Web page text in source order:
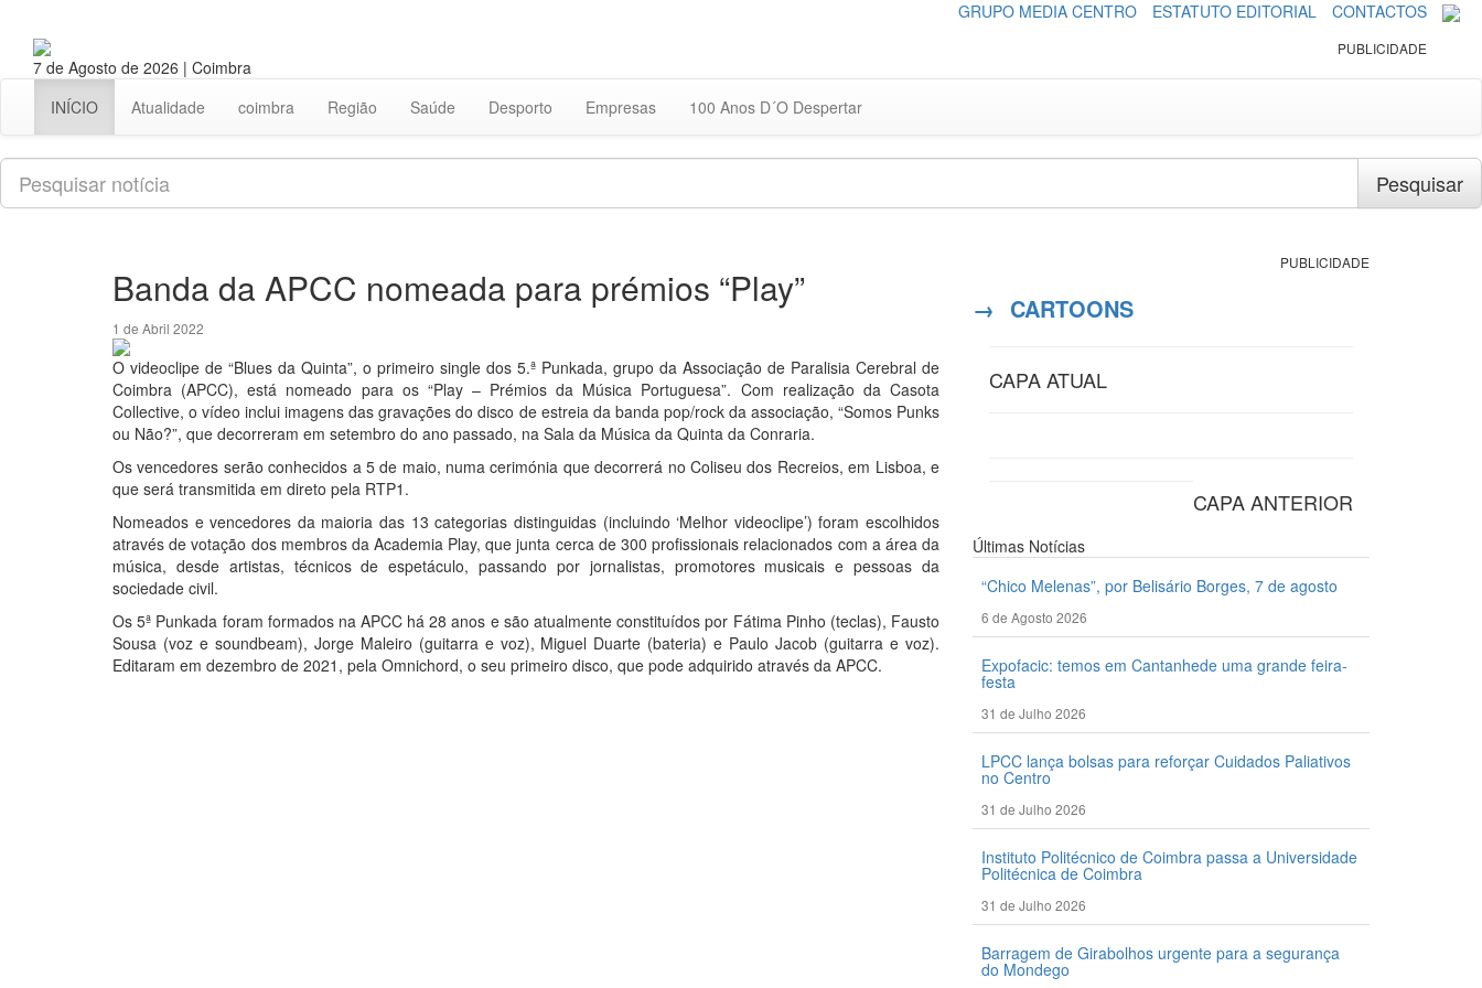
GRUPO MEDIA CENTRO ESTATUTO EDITORIAL CONTACTOS
7 de Agosto de 2026 | Coimbra
PUBLICIDADE
INÍCIO Atualidade coimbra Região Saúde Desporto Empresas 100 Anos D´O Despertar
Pesquisar
Pesquisar
Banda da APCC nomeada para prémios “Play”
1 de Abril 2022
O videoclipe de “Blues da Quinta”, o primeiro single dos 5.ª Punkada, grupo da Associação de Paralisia Cerebral de
Coimbra (APCC), está nomeado para os “Play – Prémios da Música Portuguesa”. Com realização da Casota
Collective, o vídeo inclui imagens das gravações do disco de estreia da banda pop/rock da associação, “Somos Punks
ou Não?”, que decorreram em setembro do ano passado, na Sala da Música da Quinta da Conraria.
Os vencedores serão conhecidos a 5 de maio, numa cerimónia que decorrerá no Coliseu dos Recreios, em Lisboa, e
que será transmitida em direto pela RTP1.
Nomeados e vencedores da maioria das 13 categorias distinguidas (incluindo ‘Melhor videoclipe’) foram escolhidos
através de votação dos membros da Academia Play, que junta cerca de 300 profissionais relacionados com a área da
música, desde artistas, técnicos de espetáculo, passando por jornalistas, promotores musicais e pessoas da
sociedade civil.
Os 5ª Punkada foram formados na APCC há 28 anos e são atualmente constituídos por Fátima Pinho (teclas), Fausto
Sousa (voz e soundbeam), Jorge Maleiro (guitarra e voz), Miguel Duarte (bateria) e Paulo Jacob (guitarra e voz).
Editaram em dezembro de 2021, pela Omnichord, o seu primeiro disco, que pode adquirido através da APCC.
PUBLICIDADE
→ CARTOONS
CAPA ATUAL
CAPA ANTERIOR
Últimas Notícias
“Chico Melenas”, por Belisário Borges, 7 de agosto
6 de Agosto 2026
Expofacic: temos em Cantanhede uma grande feira-
festa
31 de Julho 2026
LPCC lança bolsas para reforçar Cuidados Paliativos
no Centro
31 de Julho 2026
Instituto Politécnico de Coimbra passa a Universidade
Politécnica de Coimbra
31 de Julho 2026
Barragem de Girabolhos urgente para a segurança
do Mondego